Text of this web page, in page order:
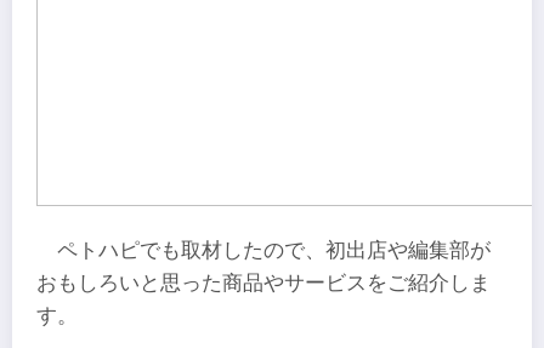
ペトハピでも取材したので、初出店や編集部が
おもしろいと思った商品やサービスをご紹介しま
す。